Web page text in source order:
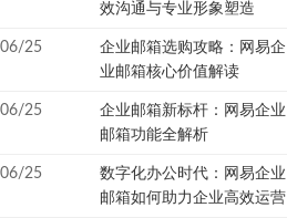
效沟通与专业形象塑造
06/25
企业邮箱选购攻略：网易企
业邮箱核心价值解读
06/25
企业邮箱新标杆：网易企业
邮箱功能全解析
06/25
数字化办公时代：网易企业
邮箱如何助力企业高效运营